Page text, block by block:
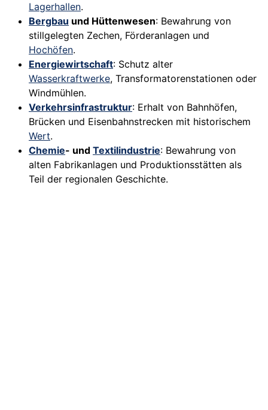
Lagerhallen.
Bergbau und Hüttenwesen: Bewahrung von
stillgelegten Zechen, Förderanlagen und
Hochöfen.
Energiewirtschaft: Schutz alter
Wasserkraftwerke, Transformatorenstationen oder
Windmühlen.
Verkehrsinfrastruktur: Erhalt von Bahnhöfen,
Brücken und Eisenbahnstrecken mit historischem
Wert.
Chemie- und Textilindustrie: Bewahrung von
alten Fabrikanlagen und Produktionsstätten als
Teil der regionalen Geschichte.